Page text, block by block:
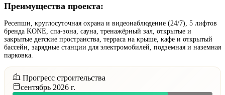
Преимущества проекта:
Ресепшн, круглосуточная охрана и видеонаблюдение (24/7), 5 лифтов
бренда KONE, спа-зона, сауна, тренажёрный зал, открытые и
закрытые детские пространства, терраса на крыше, кафе и открытый
бассейн, зарядные станции для электромобилей, подземная и наземная
парковка.
Прогресс строительства
сентябрь 2026 г.